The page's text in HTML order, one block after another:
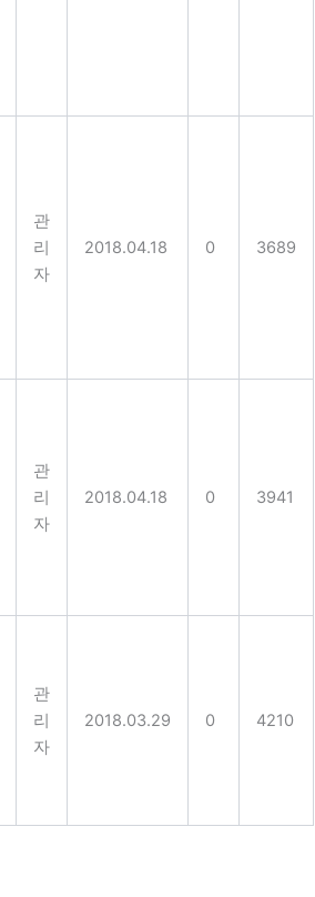
관
리
자
2018.04.18 0 3689
관
리
자
2018.04.18 0 3941
관
리
자
2018.03.29 0 4210